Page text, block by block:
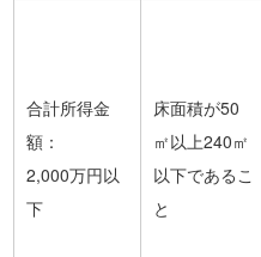
合計所得金
額：
2,000万円以
下
床面積が50
㎡以上240㎡
以下であるこ
と